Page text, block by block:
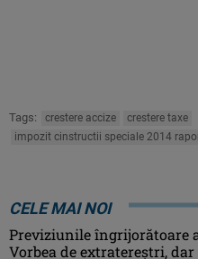
Tags: crestere accize
crestere taxe
impozit cinstructii speciale 2014
CELE MAI NOI
Previziunile îngrijorătoare
Vorbea de extratereștri,